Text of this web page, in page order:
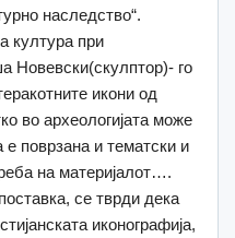
наследство“.
култура при
Новевски(скулптор)- го
икони од
во археологијата може
е поврзана и тематски и
на материјалот….
се тврди дека
иконографија,